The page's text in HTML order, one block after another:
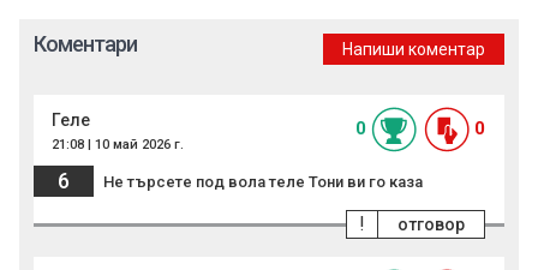
Коментари Напиши коментар
Геле
21:08 | 10 май 2026 г.
0 0
6 Не търсете под вола теле Тони ви го каза
отговор
!